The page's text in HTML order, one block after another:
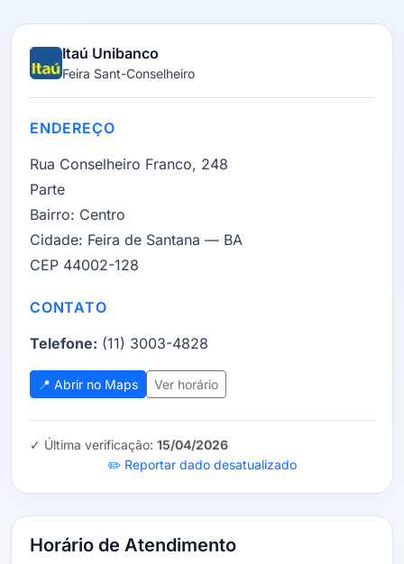
Itaú Unibanco
Feira Sant-Conselheiro
ENDEREÇO
Rua Conselheiro Franco, 248
Parte
Bairro: Centro
Cidade: Feira de Santana — BA
CEP 44002-128
CONTATO
Telefone: (11) 3003-4828
📍 Abrir no Maps Ver horário
✓ Última verificação: 15/04/2026
✏️ Reportar dado desatualizado
Horário de Atendimento